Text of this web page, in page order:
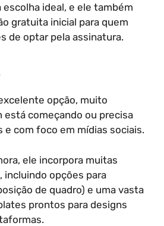
escolha ideal, e ele também
gratuita inicial para quem
de optar pela assinatura.
opção, muito
está começando ou precisa
e com foco em mídias sociais.
ele incorpora muitas
incluindo opções para
de quadro) e uma vasta
prontos para designs